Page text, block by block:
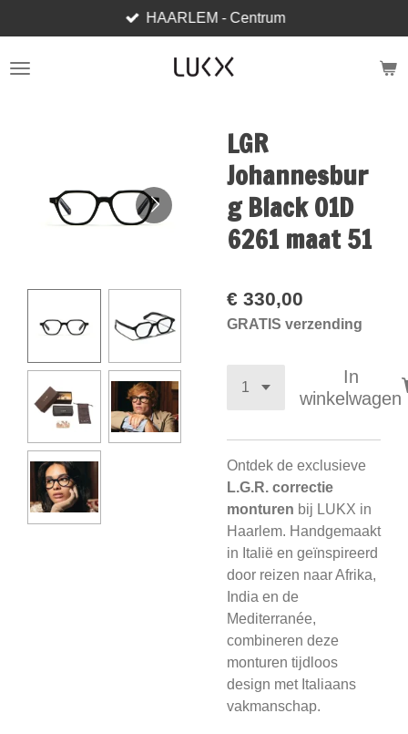
direct
naar
HAARLEM - Centrum
LGR
Johannesbur
g Black 01D
6261 maat 51
€ 330,00
GRATIS verzending
In
winkelwagen
Ontdek de exclusieve
L.G.R. correctie
monturen bij LUKX in
Haarlem. Handgemaakt
in Italië en geïnspireerd
door reizen naar Afrika,
India en de
Mediterranée,
combineren deze
monturen tijdloos
design met Italiaans
vakmanschap.